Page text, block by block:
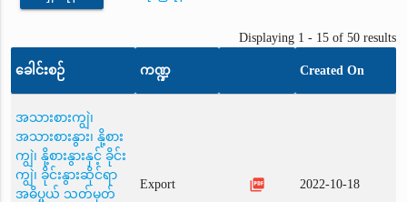
Displaying 1 - 15 of 50 results
ခေါင်းစဉ် ကဏ္ဍ Created On
အသားစားကျွဲ၊
အသားစားနွား၊ နို့စား
ကျွဲ၊ နို့စားနွားနှင့် ခိုင်း
ကျွဲ၊ ခိုင်းနွားဆိုင်ရာ
အဓိပ္ပ္ပ္ပယ် သတ်မှတ်
Export picture_as_pdf 2022-10-18